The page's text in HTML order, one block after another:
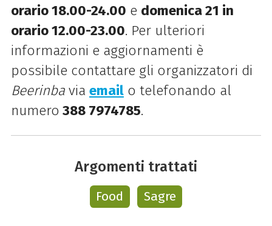
orario 18.00-24.00 e domenica 21 in
orario 12.00-23.00. Per ulteriori
informazioni e aggiornamenti è
possibile contattare gli organizzatori di
Beerinbavia emailo telefonando al
numero 388 7974785.
Argomenti trattati
Food Sagre